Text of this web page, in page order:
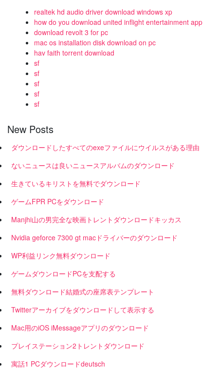
realtek hd audio driver download windows xp
how do you download united inflight entertainment app
download revolt 3 for pc
mac os installation disk download on pc
hav faith torrent download
sf
sf
sf
sf
sf
New Posts
ダウンロードしたすべてのexeファイルにウイルスがある理由
ないニュースは良いニュースアルバムのダウンロード
生きているキリストを無料でダウンロード
ゲームFPR PCをダウンロード
Manjhi山の男完全な映画トレントダウンロードキッカス
Nvidia geforce 7300 gt macドライバーのダウンロード
WP利益リンク無料ダウンロード
ゲームダウンロードPCを支配する
無料ダウンロード結婚式の座席表テンプレート
Twitterアーカイブをダウンロードして表示する
Mac用のiOS iMessageアプリのダウンロード
プレイステーション2トレントダウンロード
寓話1 PCダウンロードdeutsch